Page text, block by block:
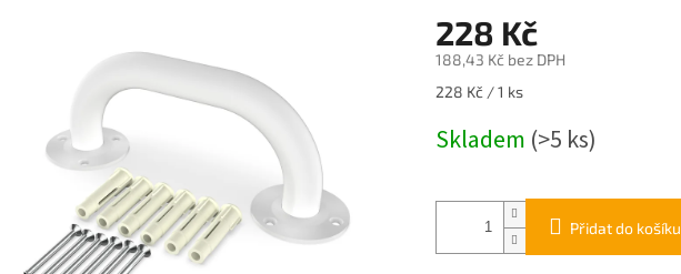
228 Kč
188,43 Kč bez DPH
Měrná
228 Kč / 1 ks
Skladem (>5 ks)
Přidat do košíku